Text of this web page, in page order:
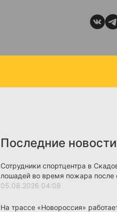
Последние новости
Сотрудники спортцентра в
лошадей во время пожара после
05.08.2026 04:08
На трассе «Новороссия»